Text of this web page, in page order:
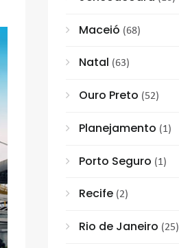
Maceió (68)
Natal (63)
Ouro Preto (52)
Planejamento (1)
Porto Seguro (1)
Recife (2)
Rio de Janeiro (25)